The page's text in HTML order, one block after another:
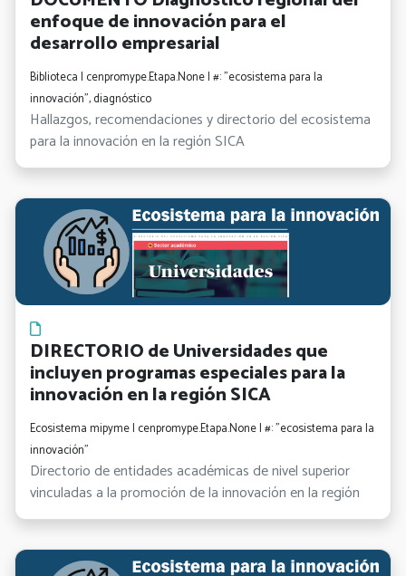
enfoque de innovación para el
desarrollo empresarial
Biblioteca | cenpromype.Etapa.None | #: "ecosistema para la
innovación", diagnóstico
Hallazgos, recomendaciones y directorio del ecosistema
para la innovación en la región SICA
DIRECTORIO de Universidades que
incluyen programas especiales para la
innovación en la región SICA
Ecosistema mipyme | cenpromype.Etapa.None | #: "ecosistema para la
innovación"
Directorio de entidades académicas de nivel superior
vinculadas a la promoción de la innovación en la región